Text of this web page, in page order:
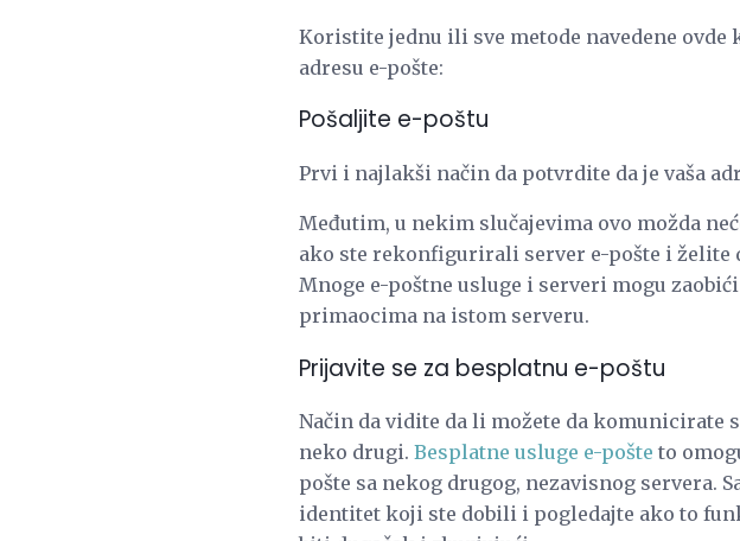
Koristite jednu ili sve metode navedene
adresu e-pošte:
Pošaljite e-poštu
Prvi i najlakši način da potvrdite da je vaša
Međutim, u nekim slučajevima ovo možda
ako ste rekonfigurirali server e-pošte i želite
Mnoge e-poštne usluge i serveri mogu
primaocima na istom serveru.
Prijavite se za besplatnu e-poštu
Način da vidite da li možete da komunicirate
neko drugi. Besplatne usluge e-pošte to
pošte sa nekog drugog, nezavisnog servera.
identitet koji ste dobili i pogledajte ako to